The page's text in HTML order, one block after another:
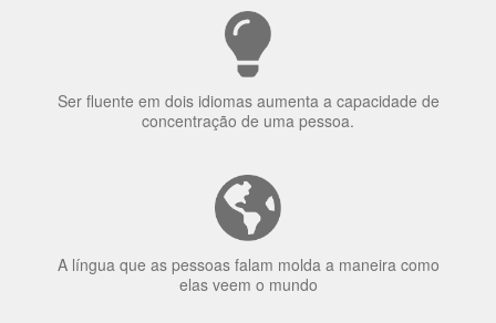
Ser fluente em dois idiomas aumenta a capacidade de
concentração de uma pessoa.
A língua que as pessoas falam molda a maneira como
elas veem o mundo